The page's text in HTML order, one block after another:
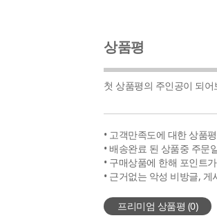
상품평
첫 상품평의 주인공이 되어
• 고객만족도에 대한 상품
• 배송완료 된 상품중 주문
• 구매상품에 한해 포인트
• 근거없는 악성 비방글,
프리미엄 상품평 (0)